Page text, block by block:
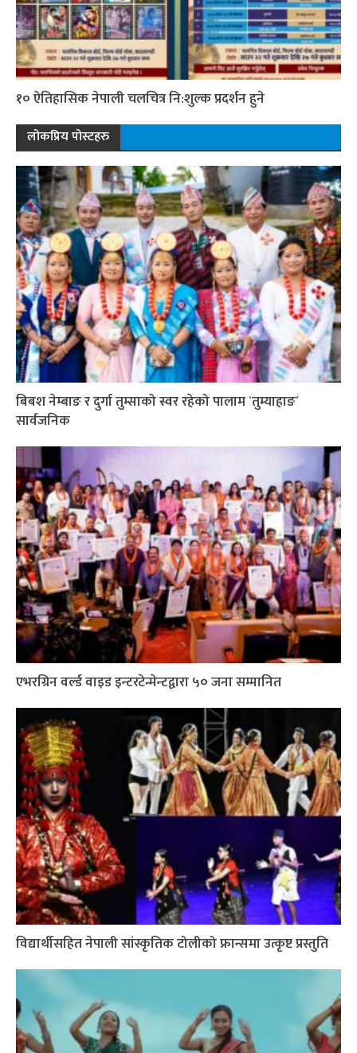
१० ऐतिहासिक नेपाली चलचित्र नि:शुल्क प्रदर्शन हुने
लोकप्रिय पोस्टहरु
बिबश नेम्बाङ र दुर्गा तुम्साको स्वर रहेको पालाम `तुम्याहाङ´
सार्वजनिक
एभरग्रिन वर्ल्ड वाइड इन्टरटेन्मेन्टद्वारा ५० जना सम्मानित
विद्यार्थीसहित नेपाली सांस्कृतिक टोलीको फ्रान्समा उत्कृष्ट प्रस्तुति